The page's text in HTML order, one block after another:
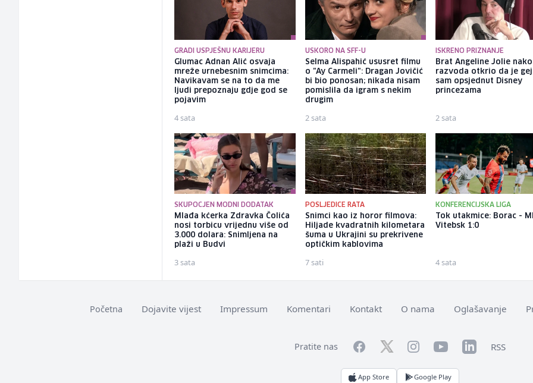
GRADI USPJEŠNU KARIJERU
Glumac Adnan Alić osvaja
mreže urnebesnim snimcima:
Navikavam se na to da me
ljudi prepoznaju gdje god se
pojavim
4 sata
USKORO NA SFF-U
Selma Alispahić ususret filmu
o "Ay Carmeli": Dragan Jovičić
bi bio ponosan; nikada nisam
pomislila da igram s nekim
drugim
2 sata
ISKRENO PRIZNANJE
Brat Angeline Jolie
razvoda otkrio da je
sam opsjednut Disney
princezama
2 sata
SKUPOCJEN MODNI DODATAK
Mlađa kćerka Zdravka Čolića
nosi torbicu vrijednu više od
3.000 dolara: Snimljena na
plaži u Budvi
3 sata
POSLJEDICE RATA
Snimci kao iz horor filmova:
Hiljade kvadratnih kilometara
šuma u Ukrajini su prekrivene
optičkim kablovima
7 sati
KONFERENCIJSKA LIGA
Tok utakmice: Borac -
Vitebsk 1:0
4 sata
Početna Dojavite vijest Impressum Komentari Kontakt O nama Oglašavanje
Pratite nas FacebookTwitterInstagramYouTubeLinkedInRSS
App Store Google Play